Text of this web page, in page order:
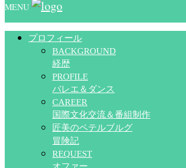
MENU
プロフィール
BACKGROUND
経歴
PROFILE
バレエ＆ダンス
CAREER
国際文化交流＆番組制作
匠美のペテルブルグ
冒険記
REQUEST